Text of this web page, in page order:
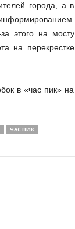
города, а в
этого на мосту
на перекрестке
в «час пик» на
ЧАС ПИК